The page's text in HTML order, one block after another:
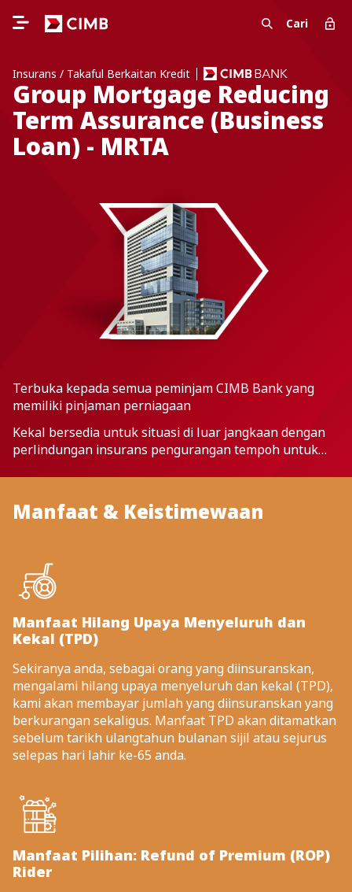
Cari
Insurans / Takaful Berkaitan Kredit
Group Mortgage Reducing
Term Assurance (Business
Loan) - MRTA
Terbuka kepada semua peminjam CIMB Bank yang
memiliki pinjaman perniagaan
Kekal bersedia untuk situasi di luar jangkaan dengan
perlindungan insurans pengurangan tempoh untuk
Manfaat & Keistimewaan
Manfaat Hilang Upaya Menyeluruh dan
Kekal (TPD)
Sekiranya anda, sebagai orang yang diinsuranskan,
mengalami hilang upaya menyeluruh dan kekal (TPD),
kami akan membayar jumlah yang diinsuranskan yang
berkurangan sekaligus. Manfaat TPD akan ditamatkan
sebelum tarikh ulangtahun bulanan sijil atau sejurus
selepas hari lahir ke-65 anda.
Manfaat Pilihan: Refund of Premium (ROP)
Rider